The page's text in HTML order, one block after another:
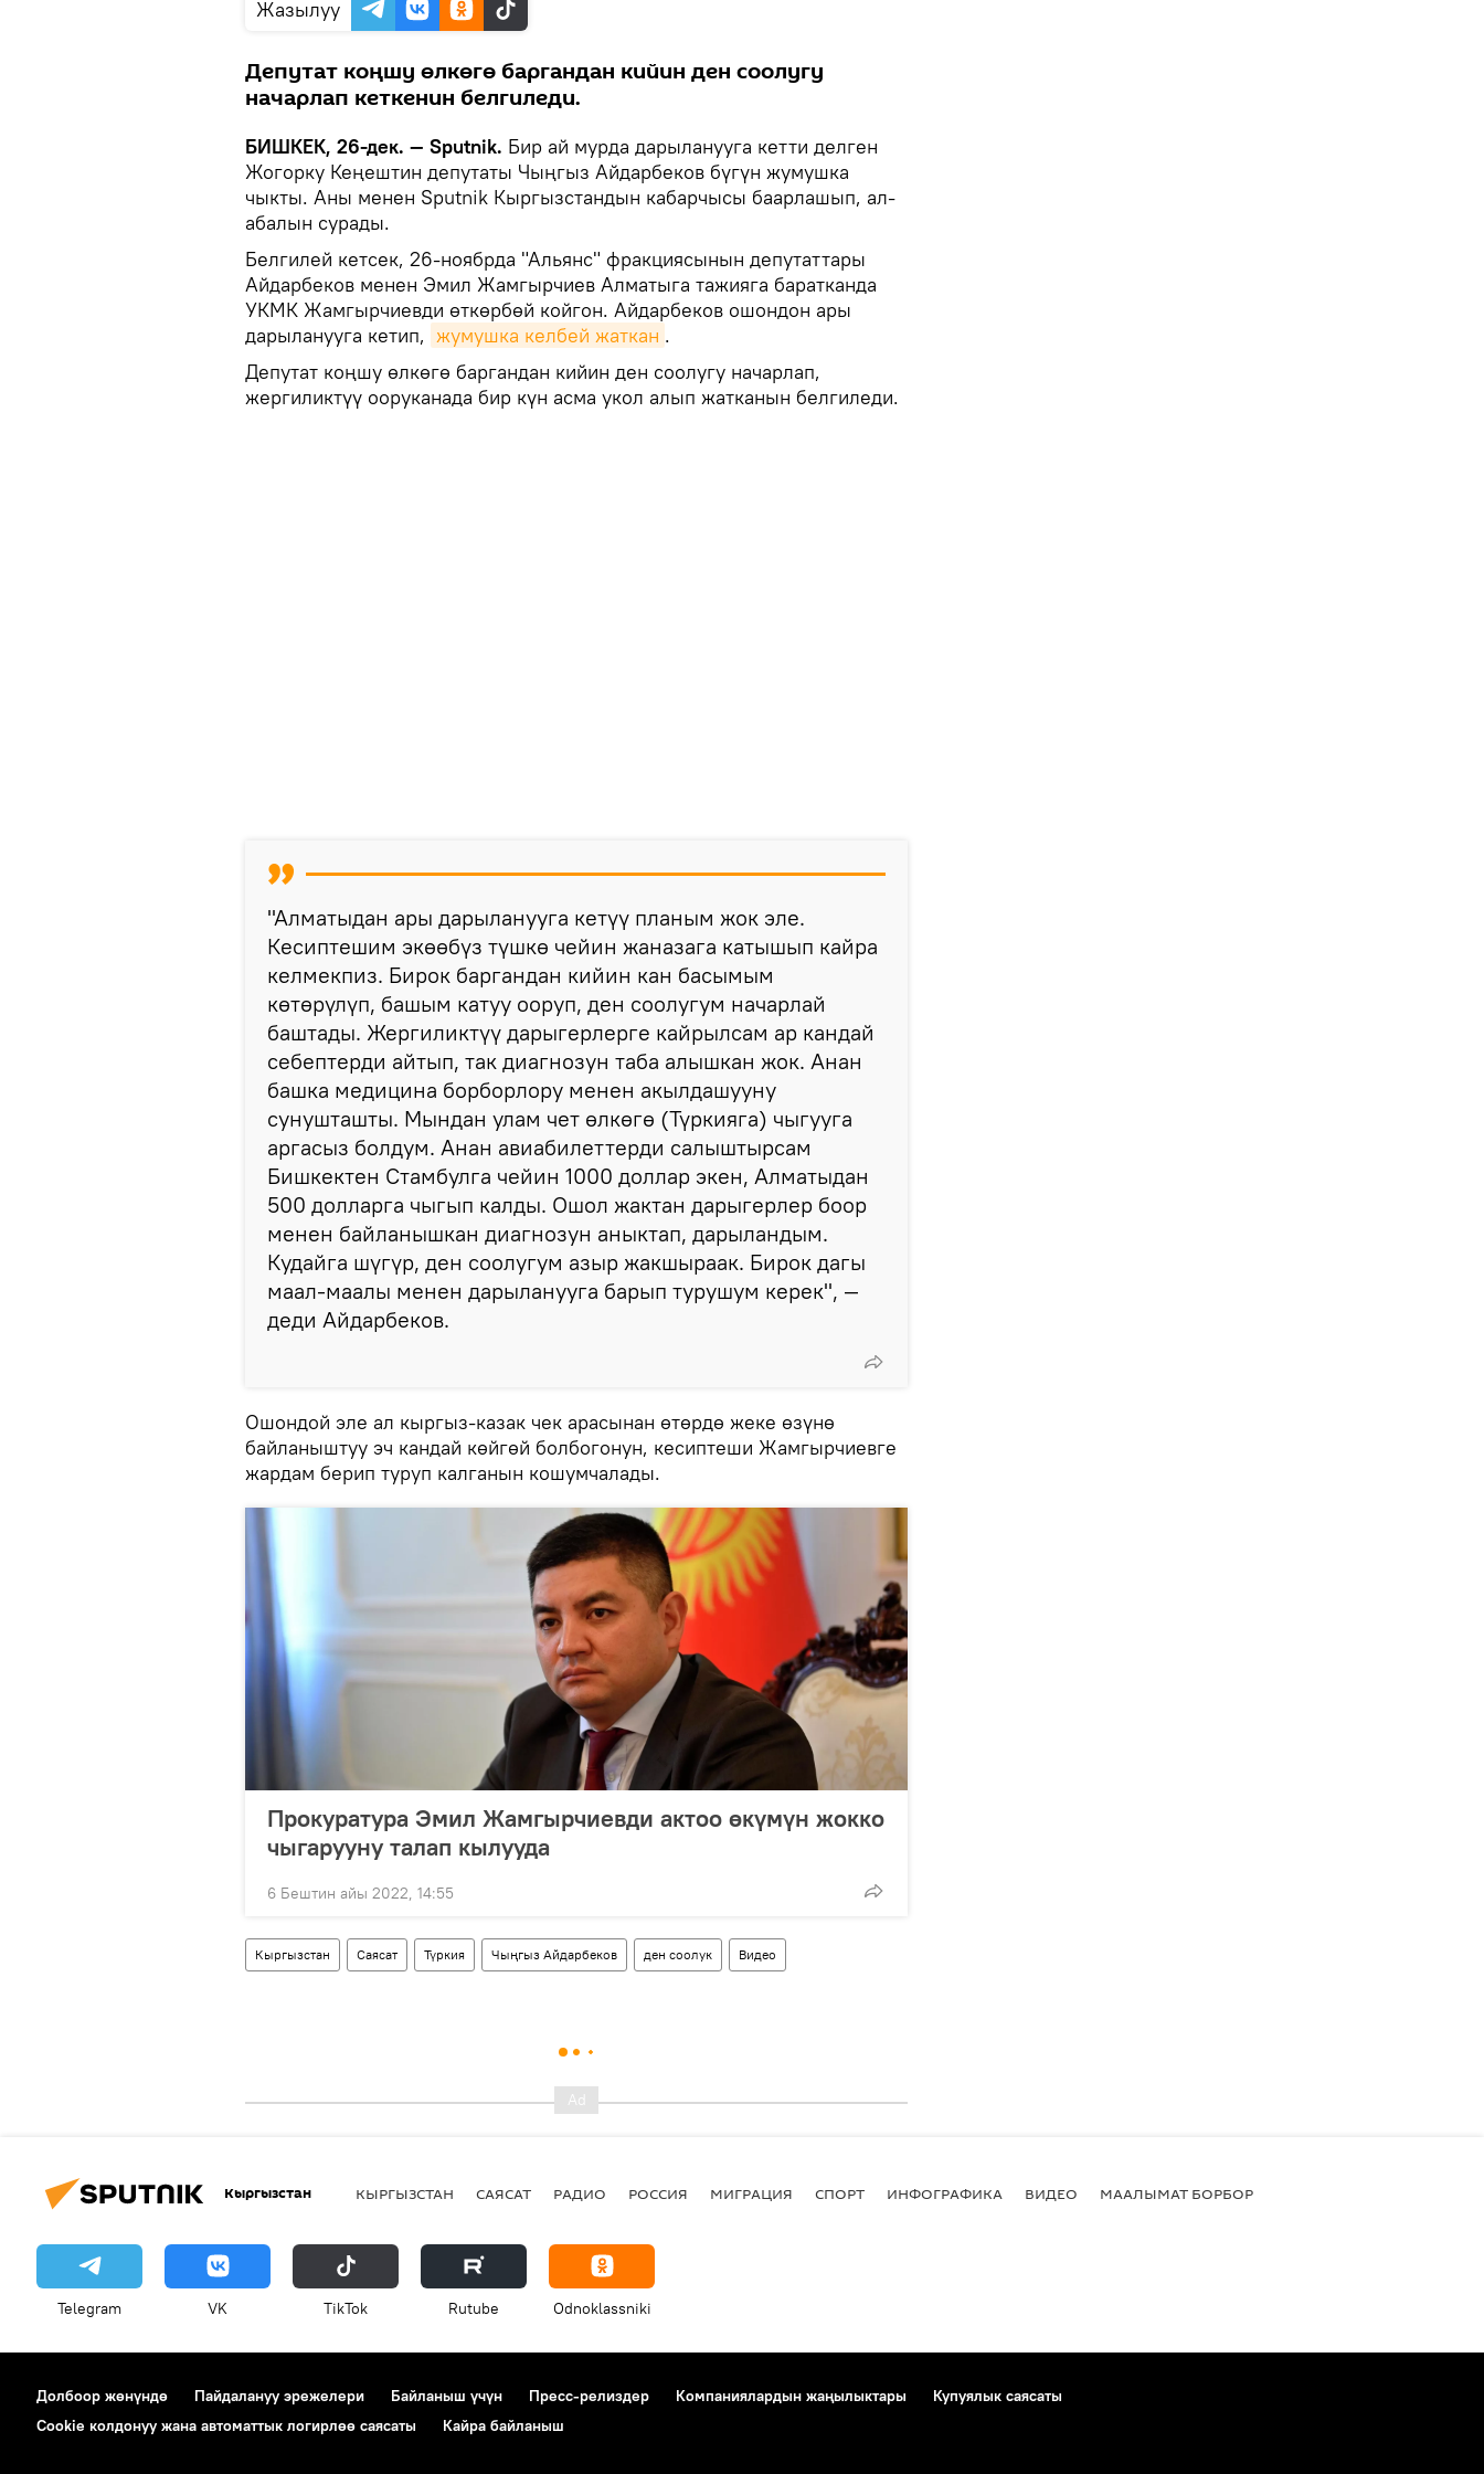
Жазылуу
Депутат коңшу өлкөгө баргандан кийин ден соолугу
начарлап кеткенин белгиледи.
БИШКЕК, 26-дек. — Sputnik. Бир ай мурда дарыланууга кетти делген
Жогорку Кеңештин депутаты Чыңгыз Айдарбеков бүгүн жумушка
чыкты. Аны менен Sputnik Кыргызстандын кабарчысы баарлашып, ал-
абалын сурады.
Белгилей кетсек, 26-ноябрда "Альянс" фракциясынын депутаттары
Айдарбеков менен Эмил Жамгырчиев Алматыга тажияга баратканда
УКМК Жамгырчиевди өткөрбөй койгон. Айдарбеков ошондон ары
дарыланууга кетип, жумушка келбей жаткан .
Депутат коңшу өлкөгө баргандан кийин ден соолугу начарлап,
жергиликтүү ооруканада бир күн асма укол алып жатканын белгиледи.
"Алматыдан ары дарыланууга кетүү планым жок эле.
Кесиптешим экөөбүз түшкө чейин жаназага катышып кайра
келмекпиз. Бирок баргандан кийин кан басымым
көтөрүлүп, башым катуу ооруп, ден соолугум начарлай
баштады. Жергиликтүү дарыгерлерге кайрылсам ар кандай
себептерди айтып, так диагнозун таба алышкан жок. Анан
башка медицина борборлору менен акылдашууну
сунушташты. Мындан улам чет өлкөгө (Түркияга) чыгууга
аргасыз болдум. Анан авиабилеттерди салыштырсам
Бишкектен Стамбулга чейин 1000 доллар экен, Алматыдан
500 долларга чыгып калды. Ошол жактан дарыгерлер боор
менен байланышкан диагнозун аныктап, дарыландым.
Кудайга шүгүр, ден соолугум азыр жакшыраак. Бирок дагы
маал-маалы менен дарыланууга барып турушум керек", —
деди Айдарбеков.
Ошондой эле ал кыргыз-казак чек арасынан өтөрдө жеке өзүнө
байланыштуу эч кандай көйгөй болбогонун, кесиптеши Жамгырчиевге
жардам берип туруп калганын кошумчалады.
Прокуратура Эмил Жамгырчиевди актоо өкүмүн жокко
чыгарууну талап кылууда
6 Бештин айы 2022, 14:55
Кыргызстан Саясат Түркия Чыңгыз Айдарбеков ден соолук Видео
Кыргызстан КЫРГЫЗСТАН САЯСАТ РАДИО РОССИЯ МИГРАЦИЯ СПОРТ ИНФОГРАФИКА ВИДЕО МААЛЫМАТ БОРБОР
Telegram VK ТikТоk Rutube Odnoklassniki
Долбоор жөнүндө Пайдалануу эрежелери Байланыш үчүн Пресс-релиздер Компаниялардын жаңылыктары
Купуялык саясаты
Cookie колдонуу жана автоматтык логирлөө саясаты
Кайра байланыш